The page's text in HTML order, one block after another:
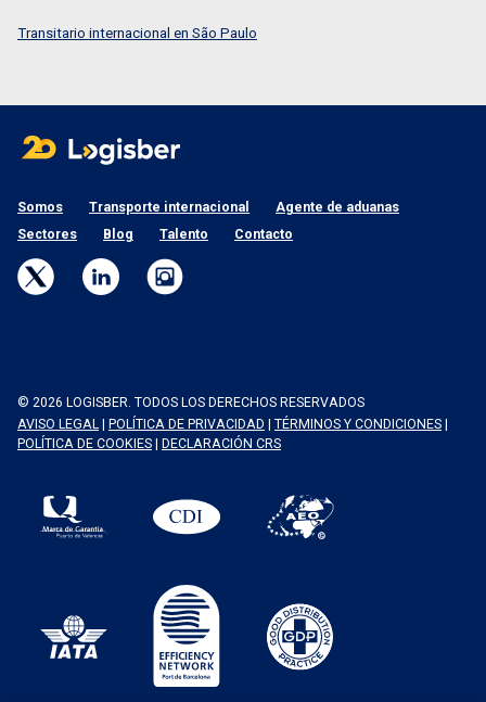
Transitario internacional en São Paulo
Somos Transporte internacional
Agente de aduanas
Sectores
Blog Talento Contacto
© 2026 LOGISBER. TODOS LOS DERECHOS RESERVADOS
AVISO LEGAL | POLÍTICA DE PRIVACIDAD | TÉRMINOS Y CONDICIONES |
POLÍTICA DE COOKIES | DECLARACIÓN CRS